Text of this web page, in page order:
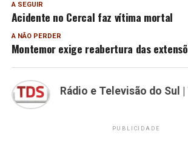
A SEGUIR
Acidente no Cercal faz vítima mortal
A NÃO PERDER
Montemor exige reabertura das
Rádio e Televisão do Sul |
PUBLICIDADE